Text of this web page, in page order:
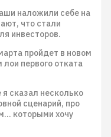
наложили себе на
что стали
инвесторов.
пройдет в новом
первого отката
сказал несколько
сценарий, про
которыми хочу